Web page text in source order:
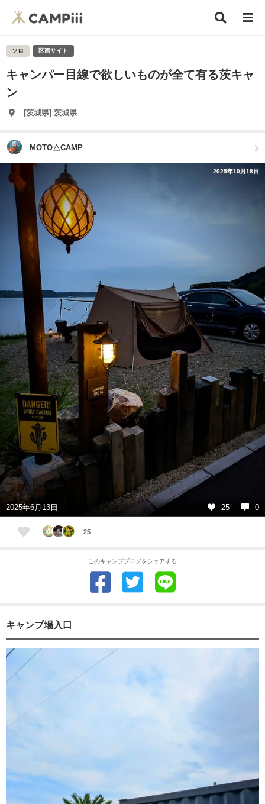
ソロ 区画サイト
キャンパー目線で欲しいものが全て有る茨キャ
ン
[茨城県] 茨城県
MOTO△CAMP
2025年10月18日
2025年6月13日 25 0
25
このキャンプブログをシェアする
キャンプ場入口